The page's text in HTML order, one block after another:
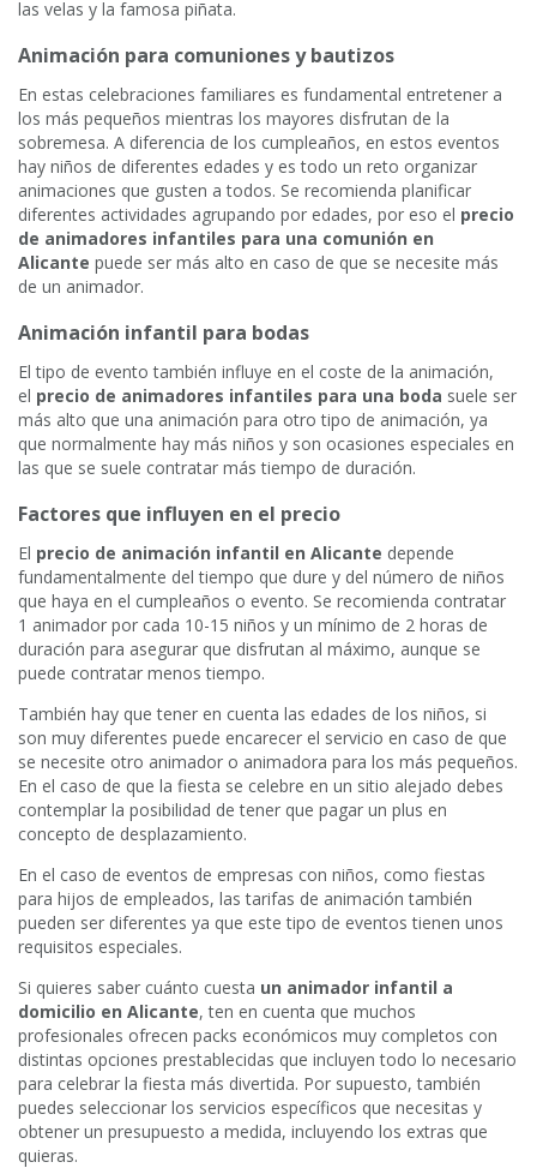
las velas y la famosa piñata.
Animación para comuniones y bautizos
En estas celebraciones familiares es fundamental entretener a
los más pequeños mientras los mayores disfrutan de la
sobremesa. A diferencia de los cumpleaños, en estos eventos
hay niños de diferentes edades y es todo un reto organizar
animaciones que gusten a todos. Se recomienda planificar
diferentes actividades agrupando por edades, por eso el precio
de animadores infantiles para una comunión en
Alicante puede ser más alto en caso de que se necesite más
de un animador.
Animación infantil para bodas
El tipo de evento también influye en el coste de la animación,
el precio de animadores infantiles para una boda suele ser
más alto que una animación para otro tipo de animación, ya
que normalmente hay más niños y son ocasiones especiales en
las que se suele contratar más tiempo de duración.
Factores que influyen en el precio
El precio de animación infantil en Alicante depende
fundamentalmente del tiempo que dure y del número de niños
que haya en el cumpleaños o evento. Se recomienda contratar
1 animador por cada 10-15 niños y un mínimo de 2 horas de
duración para asegurar que disfrutan al máximo, aunque se
puede contratar menos tiempo.
También hay que tener en cuenta las edades de los niños, si
son muy diferentes puede encarecer el servicio en caso de que
se necesite otro animador o animadora para los más pequeños.
En el caso de que la fiesta se celebre en un sitio alejado debes
contemplar la posibilidad de tener que pagar un plus en
concepto de desplazamiento.
En el caso de eventos de empresas con niños, como fiestas
para hijos de empleados, las tarifas de animación también
pueden ser diferentes ya que este tipo de eventos tienen unos
requisitos especiales.
Si quieres saber cuánto cuesta un animador infantil a
domicilio en Alicante, ten en cuenta que muchos
profesionales ofrecen packs económicos muy completos con
distintas opciones prestablecidas que incluyen todo lo necesario
para celebrar la fiesta más divertida. Por supuesto, también
puedes seleccionar los servicios específicos que necesitas y
obtener un presupuesto a medida, incluyendo los extras que
quieras.